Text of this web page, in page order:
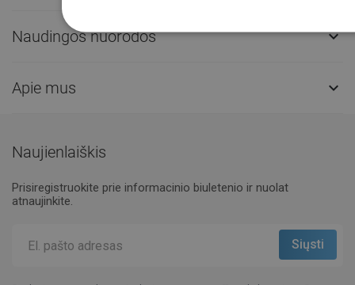
Naudingos nuorodos 
Apie mus 
Naujienlaiškis
Prisiregistruokite prie informacinio biuletenio ir nuolat
atnaujinkite.